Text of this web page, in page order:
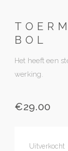
BOL
Het heeft een
werking.
€29.00
Uitverkocht